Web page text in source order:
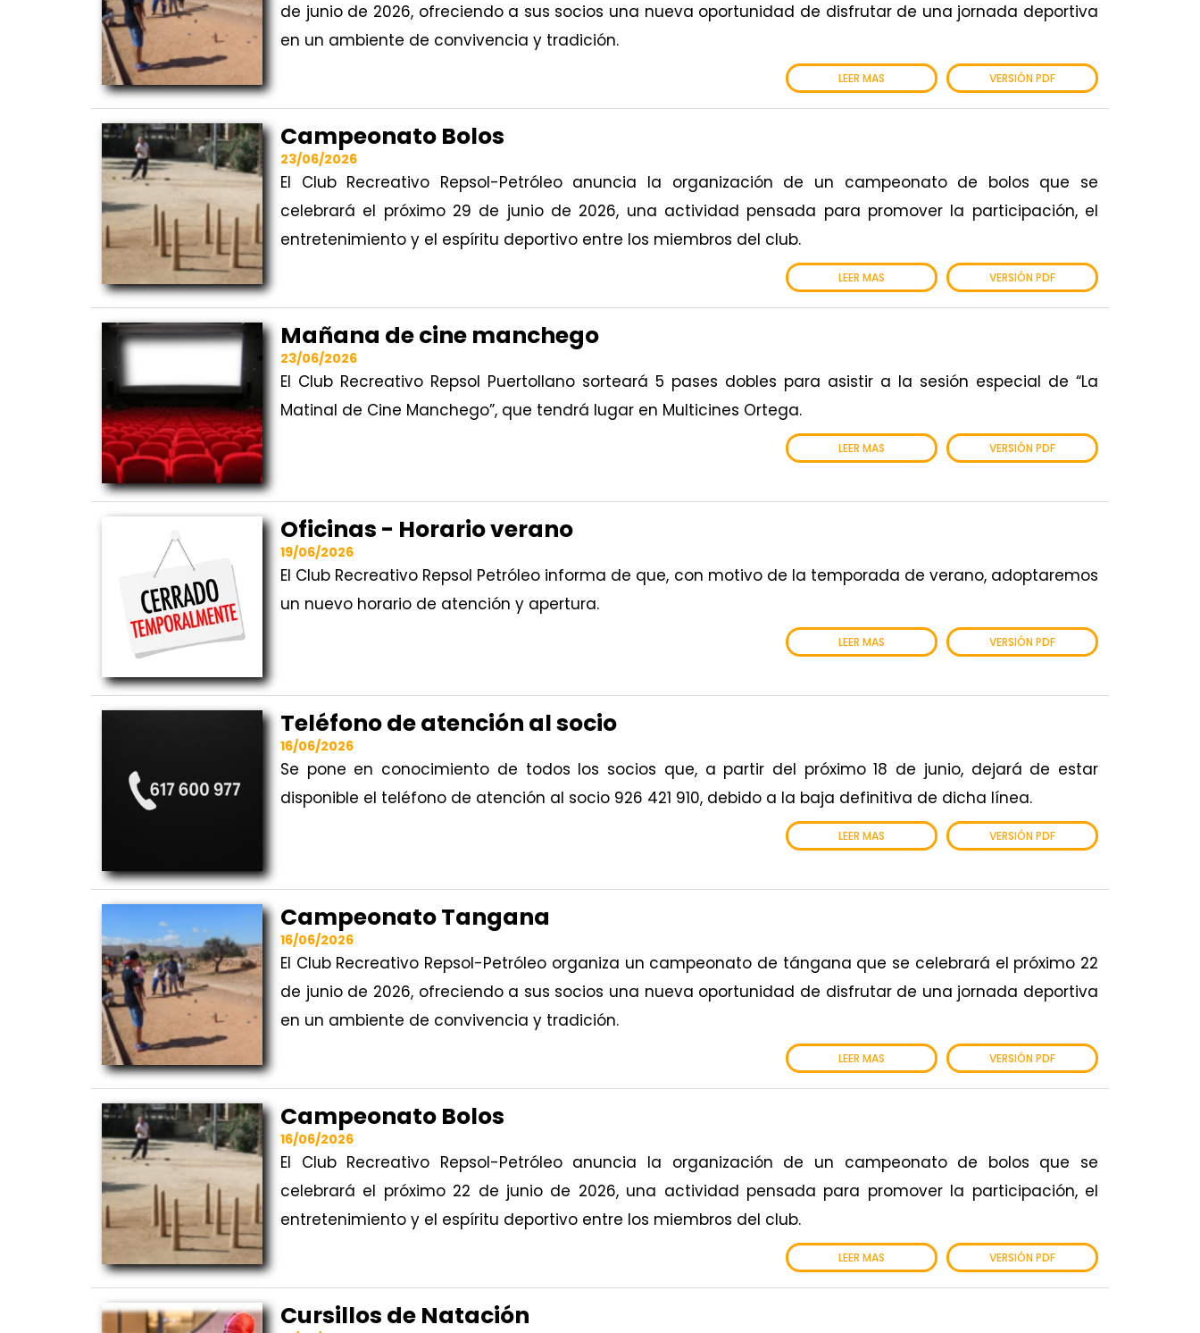
de junio de 2026, ofreciendo a sus socios una nueva oportunidad de disfrutar de una jornada deportiva
en un ambiente de convivencia y tradición.
VERSIÓN PDF
LEER MAS
Campeonato Bolos
23/06/2026
El Club Recreativo Repsol-Petróleo anuncia la organización de un campeonato de bolos que se
celebrará el próximo 29 de junio de 2026, una actividad pensada para promover la participación, el
entretenimiento y el espíritu deportivo entre los miembros del club.
VERSIÓN PDF
LEER MAS
Mañana de cine manchego
23/06/2026
El Club Recreativo Repsol Puertollano sorteará 5 pases dobles para asistir a la sesión especial de “La
Matinal de Cine Manchego”, que tendrá lugar en Multicines Ortega.
VERSIÓN PDF
LEER MAS
Oficinas - Horario verano
19/06/2026
El Club Recreativo Repsol Petróleo informa de que, con motivo de la temporada de verano, adoptaremos
un nuevo horario de atención y apertura.
VERSIÓN PDF
LEER MAS
Teléfono de atención al socio
16/06/2026
Se pone en conocimiento de todos los socios que, a partir del próximo 18 de junio, dejará de estar
disponible el teléfono de atención al socio 926 421 910, debido a la baja definitiva de dicha línea.
VERSIÓN PDF
LEER MAS
Campeonato Tangana
16/06/2026
El Club Recreativo Repsol-Petróleo organiza un campeonato de tángana que se celebrará el próximo 22
de junio de 2026, ofreciendo a sus socios una nueva oportunidad de disfrutar de una jornada deportiva
en un ambiente de convivencia y tradición.
VERSIÓN PDF
LEER MAS
Campeonato Bolos
16/06/2026
El Club Recreativo Repsol-Petróleo anuncia la organización de un campeonato de bolos que se
celebrará el próximo 22 de junio de 2026, una actividad pensada para promover la participación, el
entretenimiento y el espíritu deportivo entre los miembros del club.
VERSIÓN PDF
LEER MAS
Cursillos de Natación